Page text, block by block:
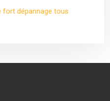
fort dépannage tous